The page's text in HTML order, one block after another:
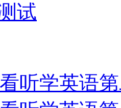
试
听学英语第